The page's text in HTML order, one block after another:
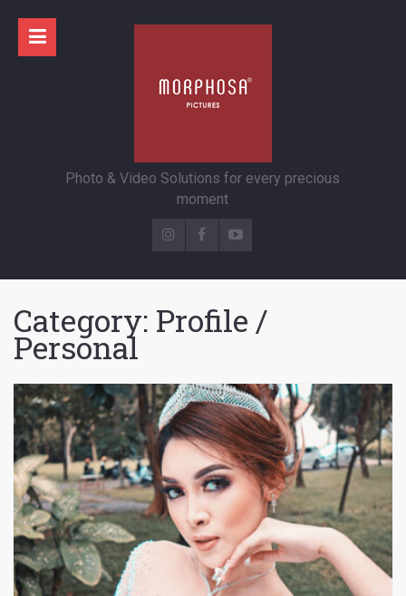
Photo & Video Solutions for every precious
moment
Category: Profile /
Personal